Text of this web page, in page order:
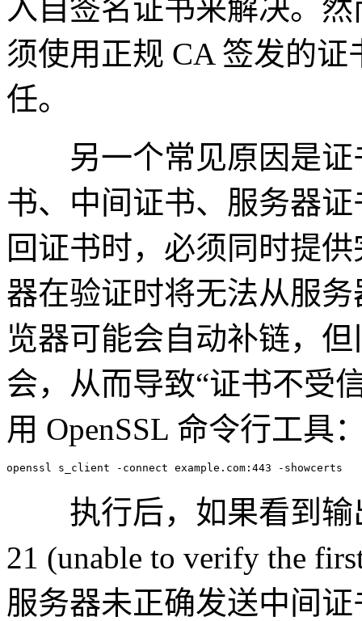
入自签名证书来解决。
须使用正规 CA 签发的
任。
另一个常见原因是证
书、中间证书、服务器
回证书时，必须同时提
器在验证时将无法从服
览器可能会自动补链，
会，从而导致“证书不受
用 OpenSSL 命令行工具
执行后，如果看到输
21 (unable to verify the
服务器未正确发送中间